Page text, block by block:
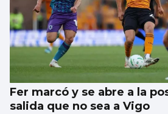
Fer marcó y se abre a la
salida que no sea a Vigo